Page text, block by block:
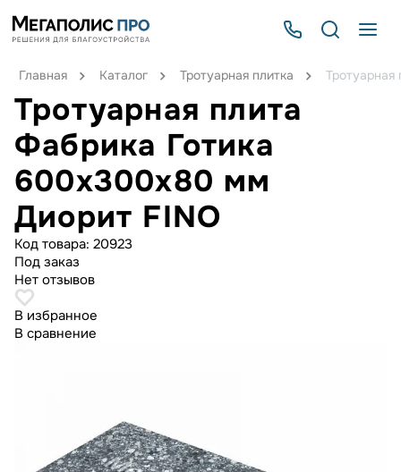
Главная Каталог Тротуарная плитка
Тротуарная плита
Фабрика Готика
600x300x80 мм
Диорит FINO
Код товара: 20923
Под заказ
Нет отзывов
В избранное
В сравнение